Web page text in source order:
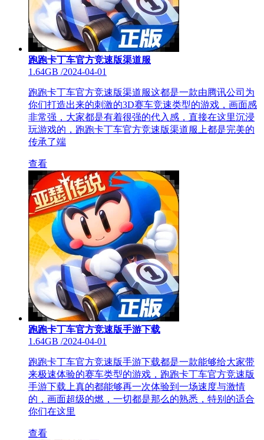
跑跑卡丁车官方竞速版渠道服
1.64GB /2024-04-01
跑跑卡丁车官方竞速版渠道服这都是一款由腾讯公司为
你们打造出来的刺激的3D赛车竞速类型的游戏，画面感
非常强，大家都是有着很强的代入感，直接在这里沉浸
玩游戏的，跑跑卡丁车官方竞速版渠道服上都是完美的
传承了端
查看
跑跑卡丁车官方竞速版手游下载
1.64GB /2024-04-01
跑跑卡丁车官方竞速版手游下载都是一款能够给大家带
来极速体验的赛车类型的游戏，跑跑卡丁车官方竞速版
手游下载上真的都能够再一次体验到一场速度与激情
的，画面超级的燃，一切都是那么的熟悉，特别的适合
你们在这里
查看